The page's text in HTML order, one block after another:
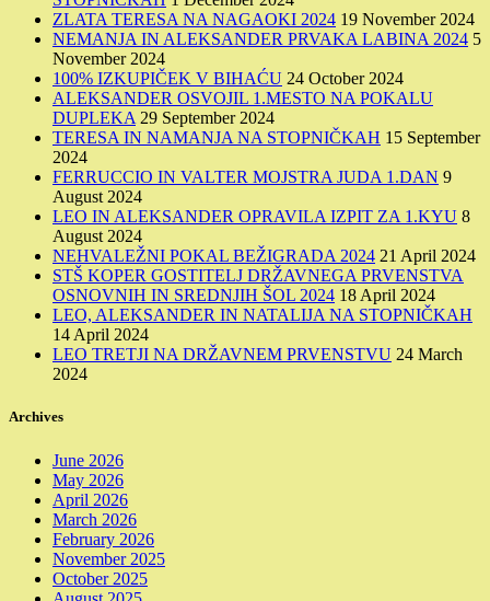
ZLATA TERESA NA NAGAOKI 2024 19 November 2024
NEMANJA IN ALEKSANDER PRVAKA LABINA 2024 5
November 2024
100% IZKUPIČEK V BIHAĆU 24 October 2024
ALEKSANDER OSVOJIL 1.MESTO NA POKALU
DUPLEKA 29 September 2024
TERESA IN NAMANJA NA STOPNIČKAH 15 September
2024
FERRUCCIO IN VALTER MOJSTRA JUDA 1.DAN 9
August 2024
LEO IN ALEKSANDER OPRAVILA IZPIT ZA 1.KYU 8
August 2024
NEHVALEŽNI POKAL BEŽIGRADA 2024 21 April 2024
STŠ KOPER GOSTITELJ DRŽAVNEGA PRVENSTVA
OSNOVNIH IN SREDNJIH ŠOL 2024 18 April 2024
LEO, ALEKSANDER IN NATALIJA NA STOPNIČKAH
14 April 2024
LEO TRETJI NA DRŽAVNEM PRVENSTVU 24 March
2024
Archives
June 2026
May 2026
April 2026
March 2026
February 2026
November 2025
October 2025